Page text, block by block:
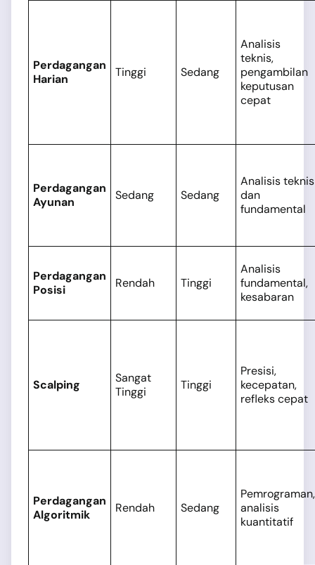
Perdagangan
Harian
Tinggi Sedang
Analisis
teknis,
pengambilan
keputusan
cepat
Perdagangan
Ayunan
Sedang Sedang
Analisis teknis
dan
fundamental
Perdagangan
Posisi
Rendah Tinggi
Analisis
fundamental,
kesabaran
Scalping
Sangat
Tinggi
Tinggi
Presisi,
kecepatan,
refleks cepat
Perdagangan
Algoritmik
Rendah Sedang
Pemrograman,
analisis
kuantitatif